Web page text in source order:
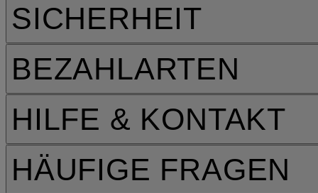
HILFE & KONTAKT
HÄUFIGE FRAGEN
SICHERHEIT
BEZAHLARTEN